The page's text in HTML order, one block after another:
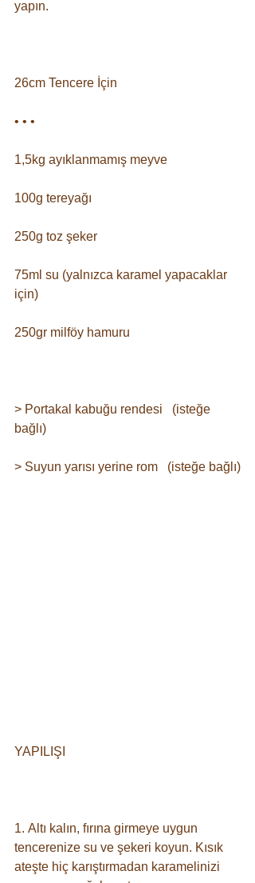
yapın. ⠀
26cm Tencere İçin⠀
• • • ⠀
1,5kg ayıklanmamış meyve⠀
100g tereyağı⠀
250g toz şeker⠀
75ml su (yalnızca karamel yapacaklar
için)⠀
250gr milföy hamuru⠀
> Portakal kabuğu rendesi⠀(isteğe
bağlı)
> Suyun yarısı yerine rom⠀(isteğe bağlı)
YAPILIŞI
1. Altı kalın, fırına girmeye uygun
tencerenize su ve şekeri koyun. Kısık
ateşte hiç karıştırmadan karamelinizi